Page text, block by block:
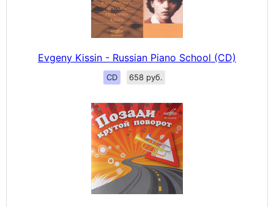
Evgeny Kissin - Russian Piano School (CD)
CD 658 руб.